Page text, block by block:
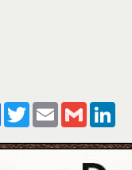
FacebookTwitter Email Gmail